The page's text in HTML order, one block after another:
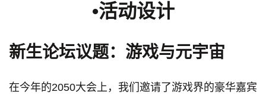
•活动设计
新生论坛议题：游戏与元宇宙
在今年的2050大会上，我们邀请了游戏界的豪华嘉宾